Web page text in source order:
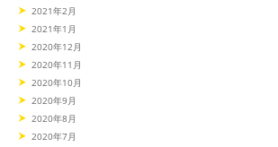
2021年2月
2021年1月
2020年12月
2020年11月
2020年10月
2020年9月
2020年8月
2020年7月